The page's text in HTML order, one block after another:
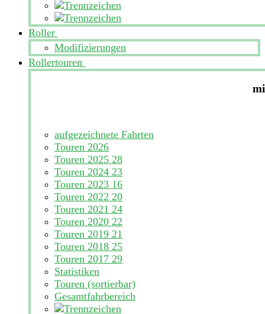
Roller
Modifizierungen
Rollertouren
aufgezeichnete Fahrten
Touren 2026
Touren 2025 28
Touren 2024 23
Touren 2023 16
Touren 2022 20
Touren 2021 24
Touren 2020 22
Touren 2019 21
Touren 2018 25
Touren 2017 29
Statistiken
Touren (sortierbar)
Gesamtfahrbereich